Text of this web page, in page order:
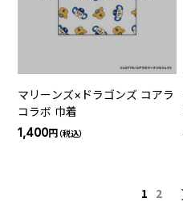
マリーンズ×ドラゴンズ コアラ
コラボ 巾着
1,400円（税込）
1 2